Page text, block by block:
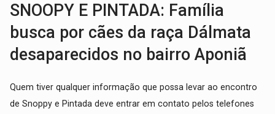
SNOOPY E PINTADA: Família
busca por cães da raça Dálmata
desaparecidos no bairro Aponiã
Quem tiver qualquer informação que possa levar ao encontro
de Snoppy e Pintada deve entrar em contato pelos telefones